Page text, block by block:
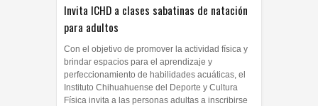
Invita ICHD a clases sabatinas de natación
para adultos
Con el objetivo de promover la actividad física y
brindar espacios para el aprendizaje y
perfeccionamiento de habilidades acuáticas, el
Instituto Chihuahuense del Deporte y Cultura
Física invita a las personas adultas a inscribirse